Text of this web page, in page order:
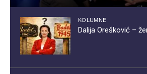
KOLUMNE
Dalija Orešković –